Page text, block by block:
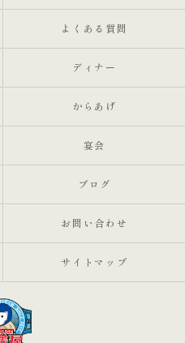
よくある質問
ディナー
からあげ
宴会
ブログ
お問い合わせ
サイトマップ